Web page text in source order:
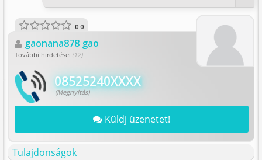
0.0
gaonana878 gao
További hirdetései (12)
08525240XXXX
(Megnyitás)
Küldj üzenetet!
Tulajdonságok